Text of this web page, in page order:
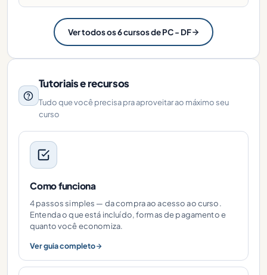
Ver todos os 6 cursos de PC - DF
Tutoriais e recursos
Tudo que você precisa pra aproveitar ao máximo seu
curso
Como funciona
4 passos simples — da compra ao acesso ao curso.
Entenda o que está incluído, formas de pagamento e
quanto você economiza.
Ver guia completo